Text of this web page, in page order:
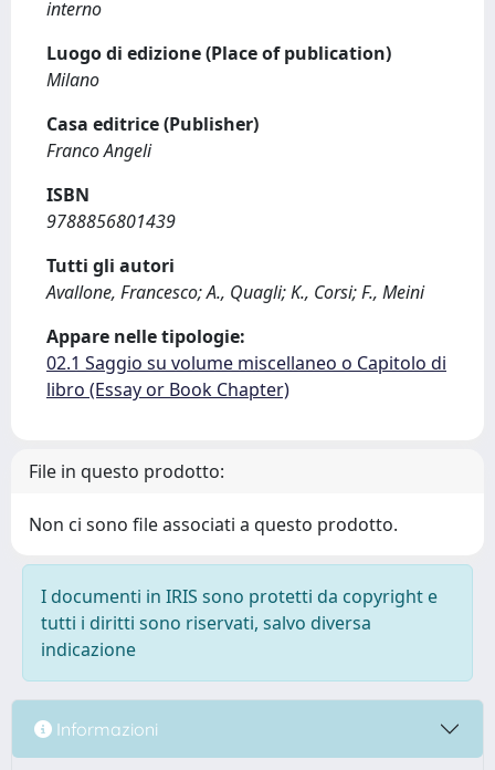
interno
Luogo di edizione (Place of publication)
Milano
Casa editrice (Publisher)
Franco Angeli
ISBN
9788856801439
Tutti gli autori
Avallone, Francesco; A., Quagli; K., Corsi; F., Meini
Appare nelle tipologie:
02.1 Saggio su volume miscellaneo o Capitolo di
libro (Essay or Book Chapter)
File in questo prodotto:
Non ci sono file associati a questo prodotto.
I documenti in IRIS sono protetti da copyright e
tutti i diritti sono riservati, salvo diversa
indicazione
Informazioni